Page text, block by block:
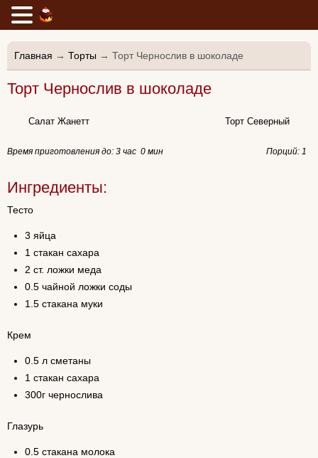
Главная → Торты → Торт Чернослив в шоколаде
Торт Чернослив в шоколаде
Салат Жанетт Торт Северный
Время приготовления до: 3 час 0 мин Порций: 1
Ингредиенты:
Тесто
3 яйца
1 стакан сахара
2 ст. ложки меда
0.5 чайной ложки соды
1.5 стакана муки
Крем
0.5 л сметаны
1 стакан сахара
300г чернослива
Глазурь
0.5 стакана молока